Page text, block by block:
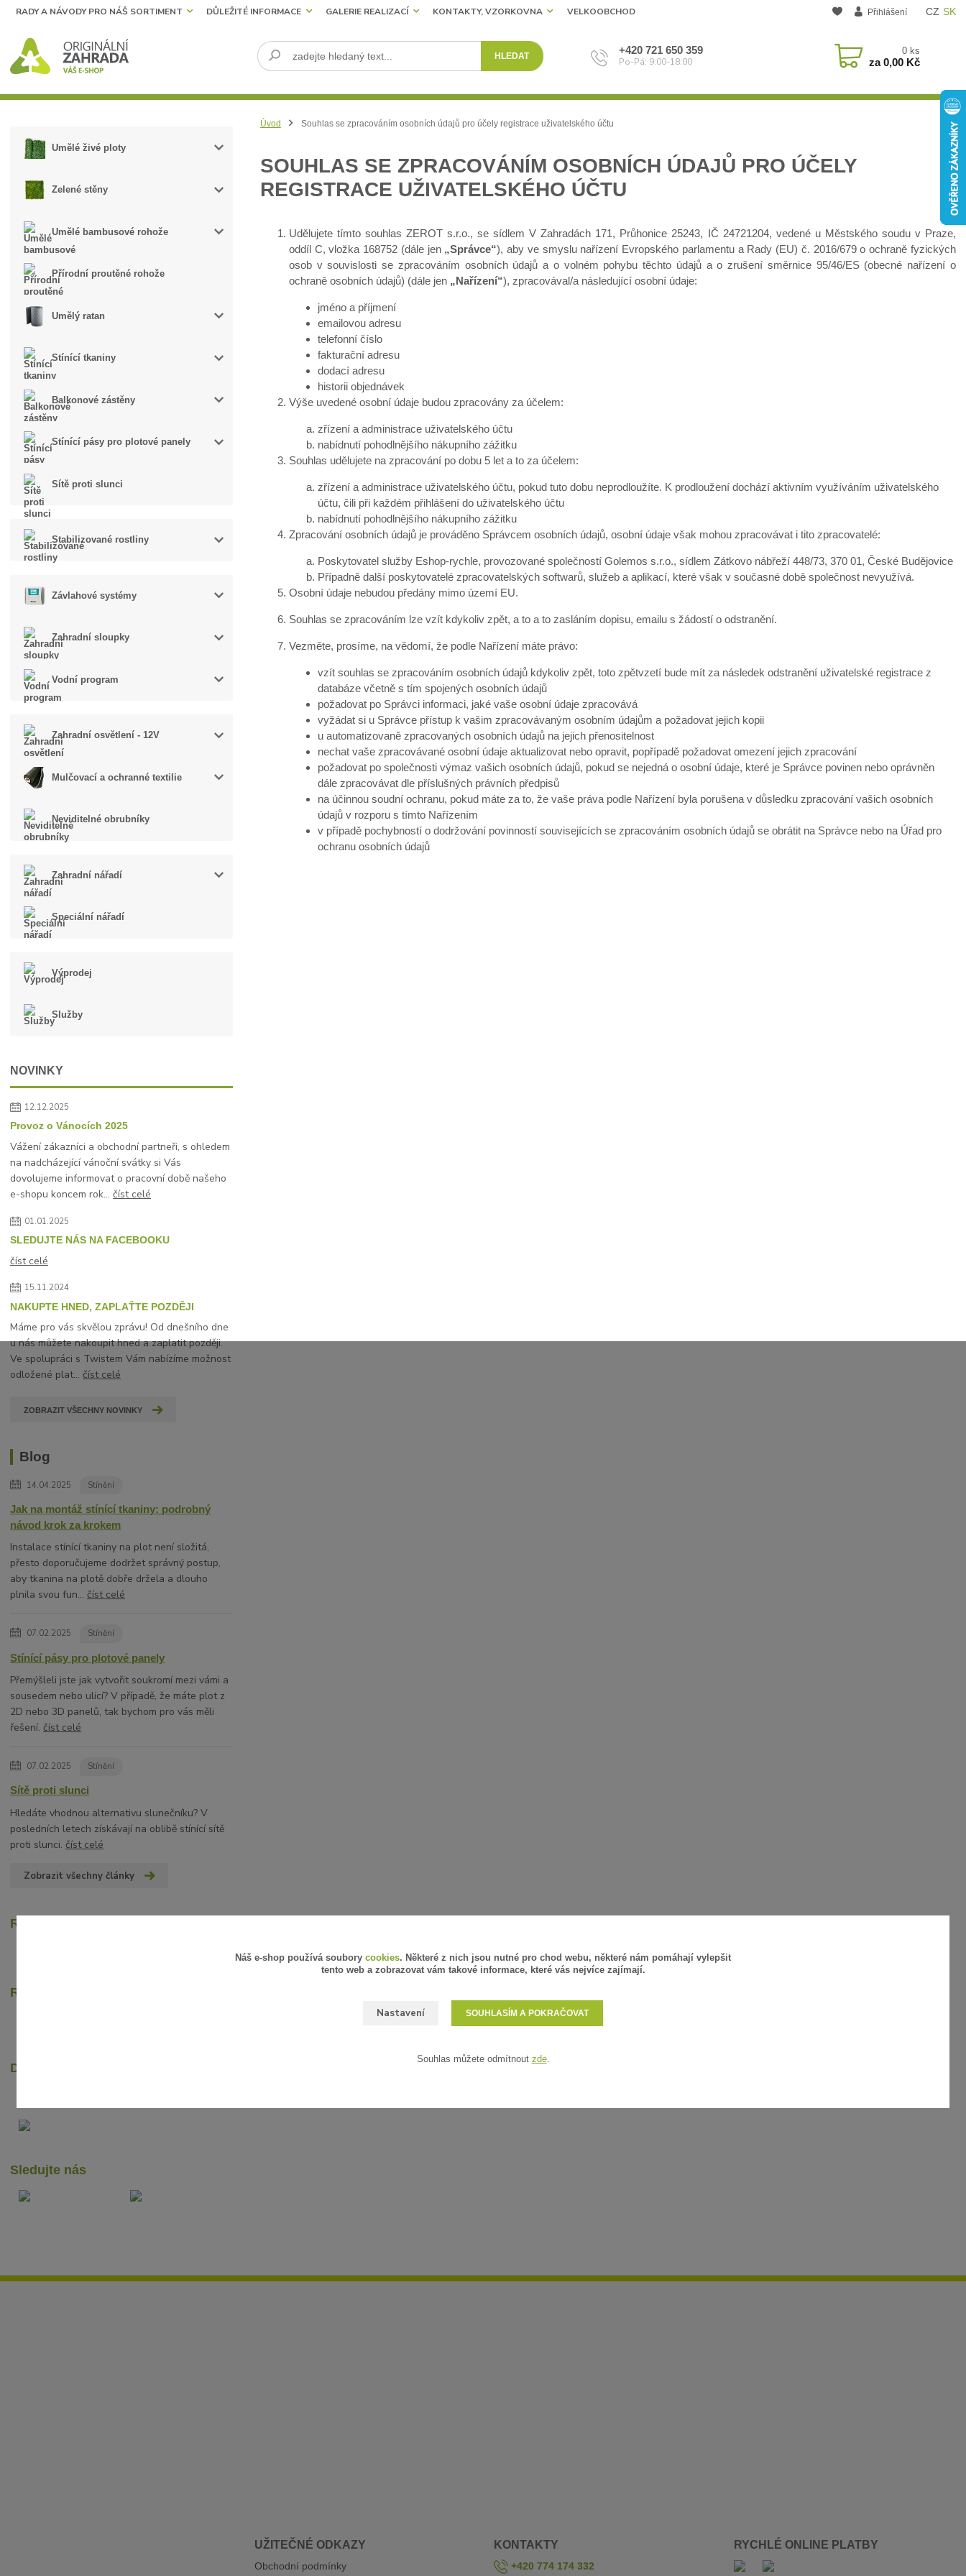
CZ SK
RADY A NÁVODY PRO NÁŠ SORTIMENT DŮLEŽITÉ INFORMACE GALERIE REALIZACÍ KONTAKTY, VZORKOVNA VELKOOBCHOD Přihlášení
HLEDAT +420 721 650 359
Po-Pá: 9:00-18:00
0 ks
za0,00 Kč
Umělé živé ploty
Zelené stěny
Umělé bambusové rohože
Přírodní proutěné rohože
Umělý ratan
Stínící tkaniny
Balkonové zástěny
Stínící pásy pro plotové panely
Sítě proti slunci
Stabilizované rostliny
Závlahové systémy
Zahradní sloupky
Vodní program
Zahradní osvětlení - 12V
Mulčovací a ochranné textilie
Neviditelné obrubníky
Zahradní nářadí
Speciální nářadí
Výprodej
Služby
NOVINKY
12.12.2025
Provoz o Vánocích 2025
Vážení zákazníci a obchodní partneři, s ohledem
na nadcházející vánoční svátky si Vás
dovolujeme informovat o pracovní době našeho
e-shopu koncem rok...číst celé
01.01.2025
SLEDUJTE NÁS NA FACEBOOKU
číst celé
15.11.2024
NAKUPTE HNED, ZAPLAŤTE POZDĚJI
Máme pro vás skvělou zprávu! Od dnešního dne
u nás můžete nakoupit hned a zaplatit později.
Ve spolupráci s Twistem Vám nabízíme možnost
odložené plat...číst celé
ZOBRAZIT VŠECHNY NOVINKY
Blog
14.04.2025 Stínění
Jak na montáž stínící tkaniny: podrobný
návod krok za krokem
Instalace stínící tkaniny na plot není složitá,
přesto doporučujeme dodržet správný postup,
aby tkanina na plotě dobře držela a dlouho
plnila svou fun...číst celé
07.02.2025 Stínění
Stínící pásy pro plotové panely
Přemýšleli jste jak vytvořit soukromí mezi vámi a
sousedem nebo ulicí? V případě, že máte plot z
2D nebo 3D panelů, tak bychom pro vás měli
řešení.číst celé
07.02.2025 Stínění
Sítě proti slunci
Hledáte vhodnou alternativu slunečníku? V
posledních letech získávají na oblibě stínící sítě
proti slunci.číst celé
Zobrazit všechny články
Recenze zákazníků
Rychlé online platby
Dopravci
Sledujte nás
Úvod Souhlas se zpracováním osobních údajů pro účely registrace uživatelského účtu
SOUHLAS SE ZPRACOVÁNÍM OSOBNÍCH ÚDAJŮ PRO ÚČELY
REGISTRACE UŽIVATELSKÉHO ÚČTU
Udělujete tímto souhlas ZEROT s.r.o., se sídlem V Zahradách 171, Průhonice 25243, IČ 24721204, vedené u Městského soudu v Praze,
oddíl C, vložka 168752 (dále jen „Správce“), aby ve smyslu nařízení Evropského parlamentu a Rady (EU) č. 2016/679 o ochraně fyzických
osob v souvislosti se zpracováním osobních údajů a o volném pohybu těchto údajů a o zrušení směrnice 95/46/ES (obecné nařízení o
ochraně osobních údajů) (dále jen „Nařízení“), zpracovával/a následující osobní údaje:
jméno a příjmení
emailovou adresu
telefonní číslo
fakturační adresu
dodací adresu
historii objednávek
Výše uvedené osobní údaje budou zpracovány za účelem:
zřízení a administrace uživatelského účtu
nabídnutí pohodlnějšího nákupního zážitku
Souhlas udělujete na zpracování po dobu 5 let a to za účelem:
zřízení a administrace uživatelského účtu, pokud tuto dobu neprodloužíte. K prodloužení dochází aktivním využíváním uživatelského
účtu, čili při každém přihlášení do uživatelského účtu
nabídnutí pohodlnějšího nákupního zážitku
Zpracování osobních údajů je prováděno Správcem osobních údajů, osobní údaje však mohou zpracovávat i tito zpracovatelé:
Poskytovatel služby Eshop-rychle, provozované společností Golemos s.r.o., sídlem Zátkovo nábřeží 448/73, 370 01, České Budějovice
Případně další poskytovatelé zpracovatelských softwarů, služeb a aplikací, které však v současné době společnost nevyužívá.
Osobní údaje nebudou předány mimo území EU.
Souhlas se zpracováním lze vzít kdykoliv zpět, a to a to zasláním dopisu, emailu s žádostí o odstranění.
Vezměte, prosíme, na vědomí, že podle Nařízení máte právo:
vzít souhlas se zpracováním osobních údajů kdykoliv zpět, toto zpětvzetí bude mít za následek odstranění uživatelské registrace z
databáze včetně s tím spojených osobních údajů
požadovat po Správci informaci, jaké vaše osobní údaje zpracovává
vyžádat si u Správce přístup k vašim zpracovávaným osobním údajům a požadovat jejich kopii
u automatizovaně zpracovaných osobních údajů na jejich přenositelnost
nechat vaše zpracovávané osobní údaje aktualizovat nebo opravit, popřípadě požadovat omezení jejich zpracování
požadovat po společnosti výmaz vašich osobních údajů, pokud se nejedná o osobní údaje, které je Správce povinen nebo oprávněn
dále zpracovávat dle příslušných právních předpisů
na účinnou soudní ochranu, pokud máte za to, že vaše práva podle Nařízení byla porušena v důsledku zpracování vašich osobních
údajů v rozporu s tímto Nařízením
v případě pochybností o dodržování povinností souvisejících se zpracováním osobních údajů se obrátit na Správce nebo na Úřad pro
ochranu osobních údajů
UŽITEČNÉ ODKAZY
Obchodní podmínky
KONTAKTY
+420 774 174 332
RYCHLÉ ONLINE PLATBY
Náš e-shop používá soubory cookies. Některé z nich jsou nutné pro chod webu, některé nám pomáhají vylepšit
tento web a zobrazovat vám takové informace, které vás nejvíce zajímají.
Nastavení SOUHLASÍM A POKRAČOVAT
Souhlas můžete odmítnout zde.